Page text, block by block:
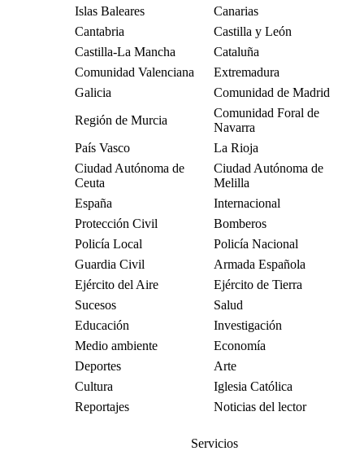
Islas Baleares
Canarias
Cantabria
Castilla y León
Castilla-La Mancha
Cataluña
Comunidad Valenciana
Extremadura
Galicia
Comunidad de Madrid
Región de Murcia
Comunidad Foral de
Navarra
País Vasco
La Rioja
Ciudad Autónoma de
Ceuta
Ciudad Autónoma de
Melilla
España
Internacional
Protección Civil
Bomberos
Policía Local
Policía Nacional
Guardia Civil
Armada Española
Ejército del Aire
Ejército de Tierra
Sucesos
Salud
Educación
Investigación
Medio ambiente
Economía
Deportes
Arte
Cultura
Iglesia Católica
Reportajes
Noticias del lector
Servicios